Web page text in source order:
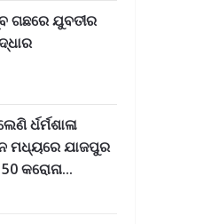
ଗଛରେ ଯୁବତୀର
ର୍ଧର୍ମଶାଳା
ମଧ୍ୟରେ ଯାଜପୁର
କରୋନା...